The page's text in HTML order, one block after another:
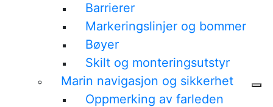
Barrierer
Markeringslinjer og bommer
Bøyer
Skilt og monteringsutstyr
Marin navigasjon og sikkerhet
Oppmerking av farleden